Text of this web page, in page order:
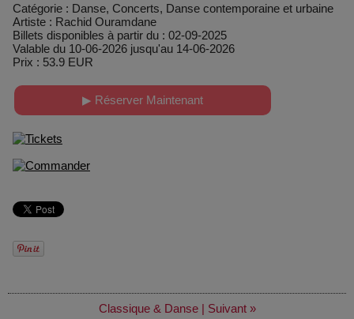
Catégorie : Danse, Concerts, Danse contemporaine et urbaine
Artiste : Rachid Ouramdane
Billets disponibles à partir du : 02-09-2025
Valable du 10-06-2026 jusqu'au 14-06-2026
Prix : 53.9 EUR
▶ Réserver Maintenant
Classique & Danse | Suivant »